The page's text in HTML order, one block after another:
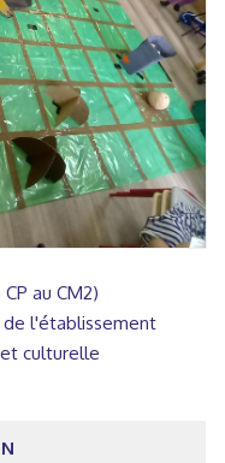
au CM2)
l'établissement
culturelle